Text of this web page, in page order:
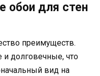
обои для стен
преимуществ.
долговечные, что
вид на